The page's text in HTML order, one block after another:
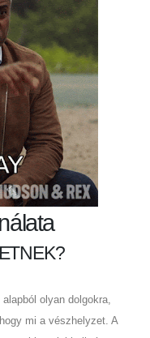
olyan dolgokra,
mi a vészhelyzet. A